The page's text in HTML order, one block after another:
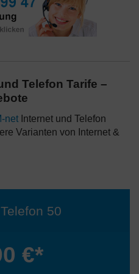
Telefon Tarife –
net Internet und Telefon
Varianten von Internet &
50
€*